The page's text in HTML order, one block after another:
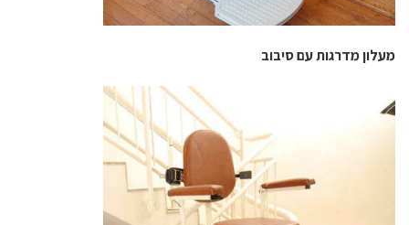
מעלון מדרגות עם סיבוב